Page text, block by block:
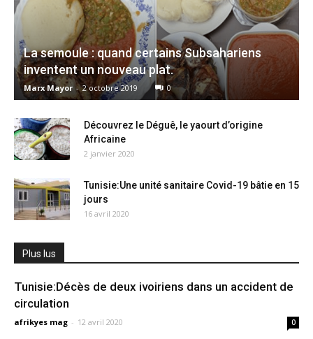
La semoule : quand certains Subsahariens
inventent un nouveau plat.
Marx Mayor - 2 octobre 2019 0
Découvrez le Déguê, le yaourt d’origine
Africaine
2 janvier 2020
Tunisie:Une unité sanitaire Covid-19 bâtie en 15
jours
16 avril 2020
Plus lus
Tunisie:Décès de deux ivoiriens dans un accident de
circulation
afrikyes mag - 12 avril 2020 0